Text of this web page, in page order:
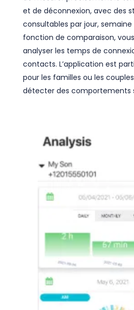
et de déconnexion, avec des
consultables par jour,
fonction de comparaison,
analyser les temps de
contacts. L’application est
pour les familles ou les
détecter des comportements